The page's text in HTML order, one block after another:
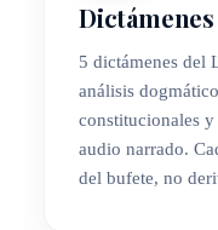
5 dictámenes del
análisis
constitucionales
audio narrado.
del bufete, no